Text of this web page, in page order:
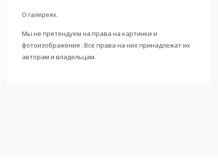
О галереях.
Мы не претендуем на права на картинки и
фотоизображения . Все права на них принадлежат их
авторам и владельцам.